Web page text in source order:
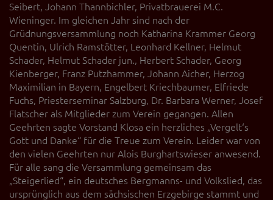
Seibert, Johann Thannbichler, Privatbrauerei M.C.
Wieninger. Im gleichen Jahr sind nach der
Grüdnungsversammlung noch Katharina Krammer Georg
Quentin, Ulrich Ramstötter, Leonhard Kellner, Helmut
Schader, Helmut Schader jun., Herbert Schader, Georg
Kienberger, Franz Putzhammer, Johann Aicher, Herzog
Maximilian in Bayern, Engelbert Kriechbaumer, Elfriede
Fuchs, Priesterseminar Salzburg, Dr. Barbara Werner, Josef
Flatscher als Mitglieder zum Verein gegangen. Allen
Geehrten sagte Vorstand Klosa ein herzliches „Vergelt‘s
Gott und Danke“ für die Treue zum Verein. Leider war von
den vielen Geehrten nur Alois Burghartswieser anwesend.
Für alle sang die Versammlung gemeinsam das
„Steigerlied“, ein deutsches Bergmanns- und Volkslied, das
ursprünglich aus dem sächsischen Erzgebirge stammt und